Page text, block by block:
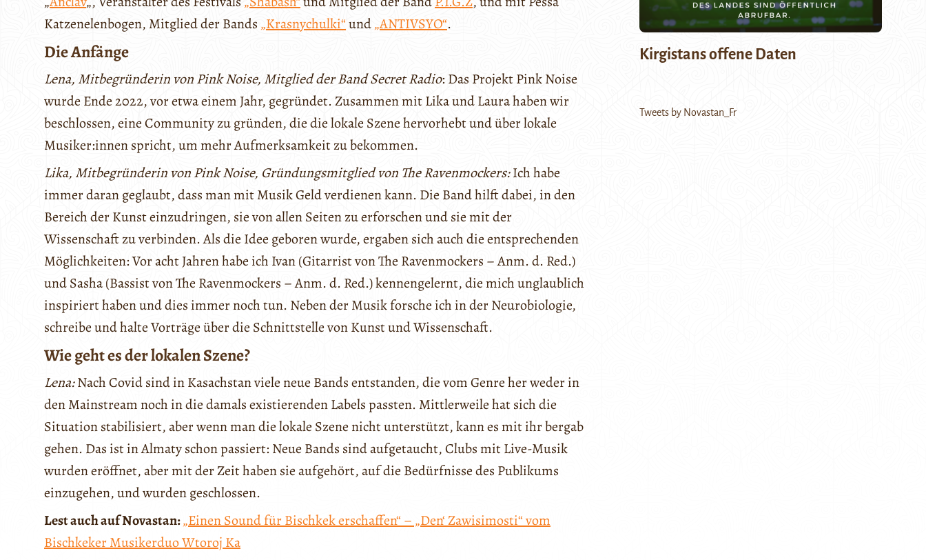
Katzenelenbogen, Mitglied der Bands „Krasnychulki“und„ANTIVSYO“.
Die Anfänge
Lena, Mitbegründerin von Pink Noise, Mitglied der Band Secret Radio: Das Projekt Pink Noise
wurde Ende 2022, vor etwa einem Jahr, gegründet. Zusammen mit Lika und Laura haben wir
beschlossen, eine Community zu gründen, die die lokale Szene hervorhebt und über lokale
Musiker:innen spricht, um mehr Aufmerksamkeit zu bekommen.
Lika, Mitbegründerin von Pink Noise, Gründungsmitglied von The Ravenmockers:Ich habe
immer daran geglaubt, dass man mit Musik Geld verdienen kann. Die Band hilft dabei, in den
Bereich der Kunst einzudringen, sie von allen Seiten zu erforschen und sie mit der
Wissenschaft zu verbinden. Als die Idee geboren wurde, ergaben sich auch die entsprechenden
Möglichkeiten: Vor acht Jahren habe ich Ivan (Gitarrist von The Ravenmockers – Anm. d. Red.)
und Sasha (Bassist von The Ravenmockers – Anm. d. Red.) kennengelernt, die mich unglaublich
inspiriert haben und dies immer noch tun. Neben der Musik forsche ich in der Neurobiologie,
schreibe und halte Vorträge über die Schnittstelle von Kunst und Wissenschaft.
Wie geht es der lokalen Szene?
Lena:Nach Covid sind in Kasachstan viele neue Bands entstanden, die vom Genre her weder in
den Mainstream noch in die damals existierenden Labels passten. Mittlerweile hat sich die
Situation stabilisiert, aber wenn man die lokale Szene nicht unterstützt, kann es mit ihr bergab
gehen. Das ist in Almaty schon passiert: Neue Bands sind aufgetaucht, Clubs mit Live-Musik
wurden eröffnet, aber mit der Zeit haben sie aufgehört, auf die Bedürfnisse des Publikums
einzugehen, und wurden geschlossen.
Lest auch auf Novastan:„Einen Sound für Bischkek erschaffen“ – „Den‘ Zawisimosti“ vom
Bischkeker Musikerduo Wtoroj Ka
Kirgistans offene Daten
Tweets by Novastan_Fr